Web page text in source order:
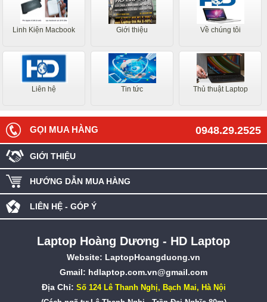
Linh Kiện Macbook Giới thiệu Về chúng tôi
Liên hệ Tin tức Thủ thuật Laptop
0948.29.2525
GỌI MUA HÀNG
GIỚI THIỆU
HƯỚNG DẪN MUA HÀNG
LIÊN HỆ - GÓP Ý
Laptop Hoàng Dương - HD Laptop
Website: LaptopHoangduong.vn
Gmail: hdlaptop.com.vn@gmail.com
Địa Chỉ: Số 124 Lê Thanh Nghị, Bạch Mai, Hà Nội